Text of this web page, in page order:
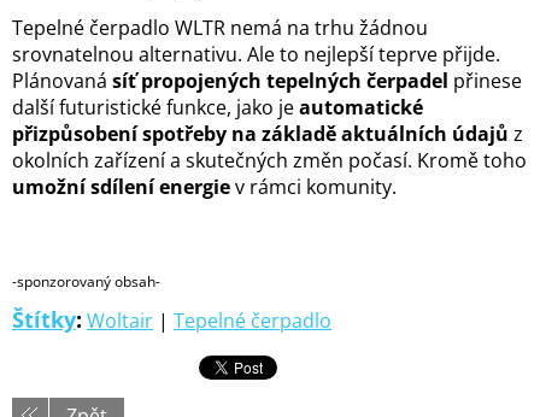
Tepelné čerpadlo WLTR nemá na trhu žádnou
srovnatelnou alternativu. Ale to nejlepší teprve přijde.
Plánovaná síť propojených tepelných čerpadel přinese
další futuristické funkce, jako jeautomatické
přizpůsobení spotřeby na základě aktuálních údajů z
okolních zařízení a skutečných změn počasí. Kromě toho
umožní sdílení energiev rámci komunity.
-sponzorovaný obsah-
Štítky: Woltair | Tepelné čerpadlo